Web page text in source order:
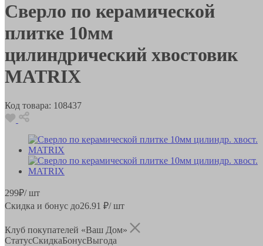
Сверло по керамической
плитке 10мм
цилиндрический хвостовик
MATRIX
Код товара: 108437
299₽/ шт
Скидка и бонус до26.91 ₽/ шт
Клуб покупателей «Ваш Дом»
СтатусСкидкаБонусВыгода